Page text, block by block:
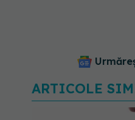
ARTICOLE